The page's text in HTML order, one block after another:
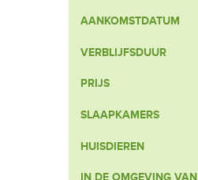
AANKOMSTDATUM
VERBLIJFSDUUR
PRIJS
SLAAPKAMERS
HUISDIEREN